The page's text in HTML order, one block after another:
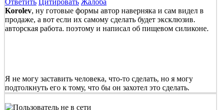
Ответить Цитировать Жалоба
Korolev, ну готовые формы автор наверняка и сам видел в
продаже, а вот если их самому сделать будет эксклюзив.
авторская работа. поэтому и написал об пищевом силиконе.
Я не могу заставить человека, что-то сделать, но я могу
подтолкнуть его к тому, что бы он захотел это сделать.